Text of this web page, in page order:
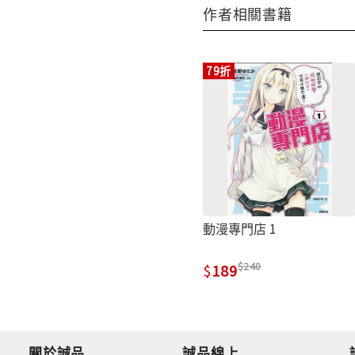
作者相關書籍
79折
動漫專門店 1
189 240